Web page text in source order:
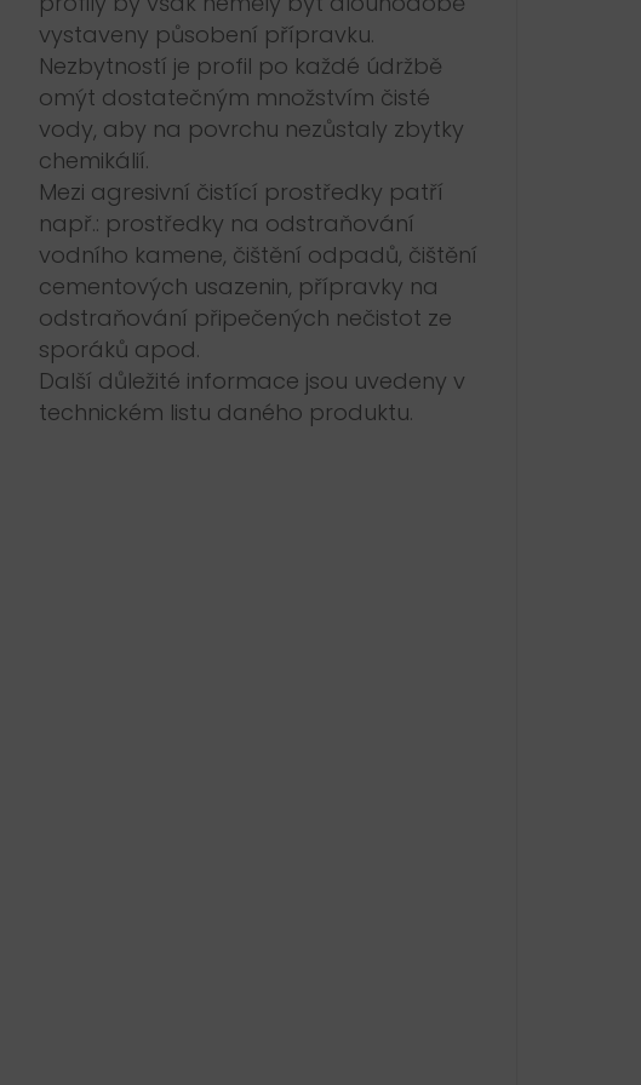
vystaveny působení přípravku.
Nezbytností je profil po každé údržbě
omýt dostatečným množstvím čisté
vody, aby na povrchu nezůstaly zbytky
chemikálií.
Mezi agresivní čistící prostředky patří
např.: prostředky na odstraňování
vodního kamene, čištění odpadů, čištění
cementových usazenin, přípravky na
odstraňování připečených nečistot ze
sporáků apod.
Další důležité informace jsou uvedeny v
technickém listu daného produktu.